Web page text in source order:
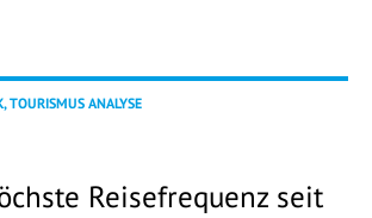
TOURISMUS ANALYSE
Reisefrequenz seit